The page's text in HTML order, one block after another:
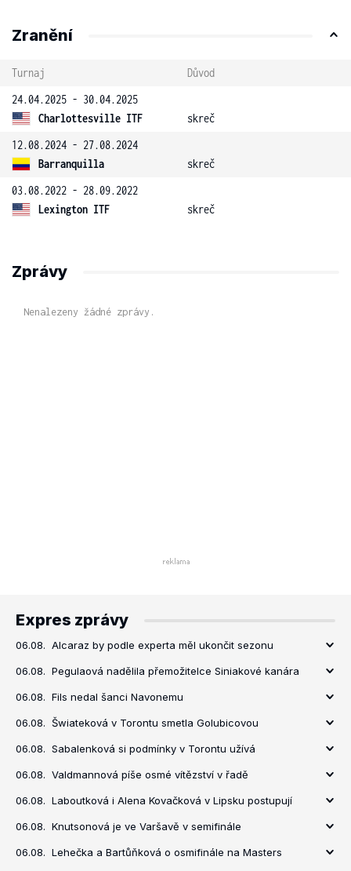
Zranění
Turnaj
Důvod
24.04.2025 - 30.04.2025
Charlottesville ITF
skreč
12.08.2024 - 27.08.2024
Barranquilla
skreč
03.08.2022 - 28.09.2022
Lexington ITF
skreč
Zprávy
Nenalezeny žádné zprávy.
Expres zprávy
06.08. Alcaraz by podle experta měl ukončit sezonu
06.08. Pegulaová nadělila přemožitelce Siniakové kanára
06.08. Fils nedal šanci Navonemu
06.08. Šwiateková v Torontu smetla Golubicovou
06.08. Sabalenková si podmínky v Torontu užívá
06.08. Valdmannová píše osmé vítězství v řadě
06.08. Laboutková i Alena Kovačková v Lipsku postupují
06.08. Knutsonová je ve Varšavě v semifinále
06.08. Lehečka a Bartůňková o osmifinále na Masters